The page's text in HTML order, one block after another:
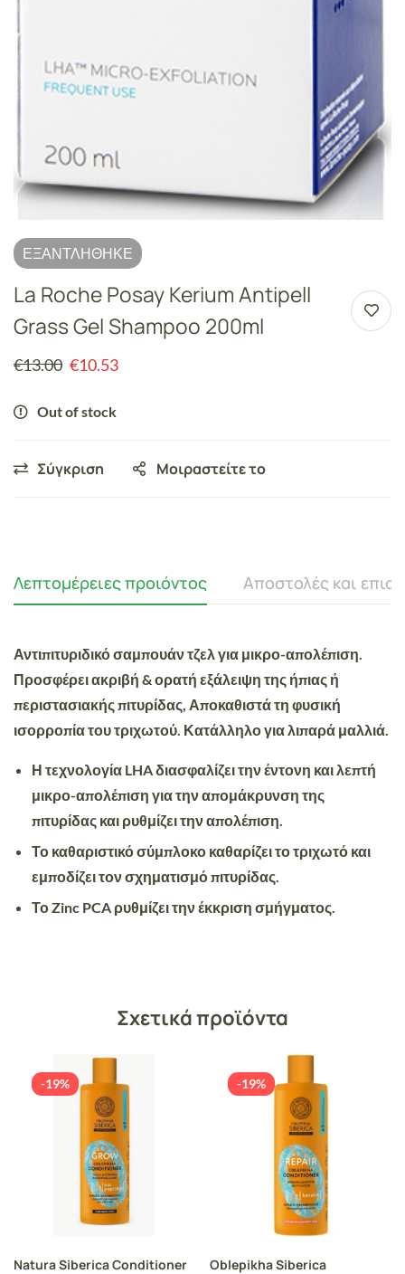
ΕΞΑΝΤΛΉΘΗΚΕ
La Roche Posay Kerium Antipell
Grass Gel Shampoo 200ml
€13.00 €10.53
Out of stock
Σύγκριση Μοιραστείτε το
Λεπτομέρειες προιόντος Αποστολές και
Αντιπιτυριδικό σαμπουάν τζελ για μικρο-απολέπιση.
Προσφέρει ακριβή & ορατή εξάλειψη της ήπιας ή
περιστασιακής πιτυρίδας, Αποκαθιστά τη φυσική
ισορροπία του τριχωτού. Κατάλληλο για λιπαρά μαλλιά.
Η τεχνολογία LHA διασφαλίζει την έντονη και λεπτή
μικρο-απολέπιση για την απομάκρυνση της
πιτυρίδας και ρυθμίζει την απολέπιση.
Το καθαριστικό σύμπλοκο καθαρίζει το τριχωτό και
εμποδίζει τον σχηματισμό πιτυρίδας.
Το Zinc PCA ρυθμίζει την έκκριση σμήγματος.
Σχετικά προϊόντα
-19%
Natura Siberica Conditioner
-19%
Oblepikha Siberica